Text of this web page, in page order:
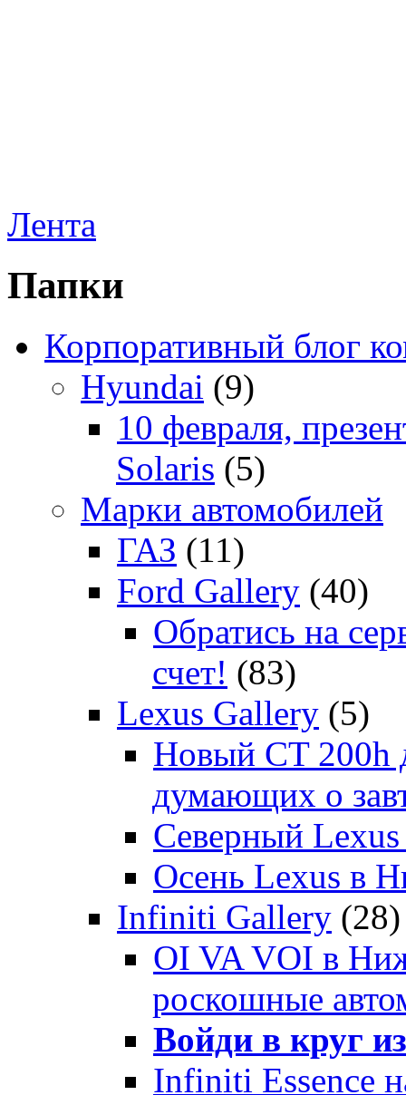
Лента
Папки
Корпоративный блог
Hyundai (9)
10 февраля,
Solaris (5)
Марки автомобилей
ГАЗ (11)
Ford Gallery (40)
Обратись на
счет! (83)
Lexus Gallery (5)
Новый CT 200h
думающих о
Северный Lexus
Осень Lexus в
Infiniti Gallery (28)
OI VA VOI в
роскошные
Войди в круг
Infiniti Essence